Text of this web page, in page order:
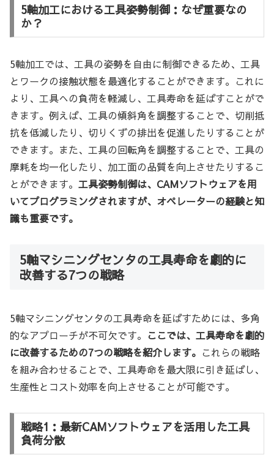
5軸加工における工具姿勢制御：なぜ重要なの
か？
5軸加工では、工具の姿勢を自由に制御できるため、工具
とワークの接触状態を最適化することができます。これに
より、工具への負荷を軽減し、工具寿命を延ばすことがで
きます。例えば、工具の傾斜角を調整することで、切削抵
抗を低減したり、切りくずの排出を促進したりすることが
できます。また、工具の回転角を調整することで、工具の
摩耗を均一化したり、加工面の品質を向上させたりするこ
とができます。 工具姿勢制御は、CAMソフトウェアを用
いてプログラミングされますが、オペレーターの経験と知
識も重要です。
5軸マシニングセンタの工具寿命を劇的に
改善する7つの戦略
5軸マシニングセンタの工具寿命を延ばすためには、多角
的なアプローチが不可欠です。 ここでは、工具寿命を劇的
に改善するための7つの戦略を紹介します。 これらの戦略
を組み合わせることで、工具寿命を最大限に引き延ばし、
生産性とコスト効率を向上させることが可能です。
戦略1：最新CAMソフトウェアを活用した工具
負荷分散